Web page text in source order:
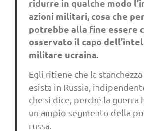
ridurre in qualche modo
azioni militari, cosa che
potrebbe alla fine essere
osservato il capo
militare ucraina.
Egli ritiene che la
esista in Russia,
che si dice, perché la guerra
un ampio segmento della
russa.